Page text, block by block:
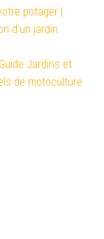
potager |
d’un jardin
Jardins et
de motoculture